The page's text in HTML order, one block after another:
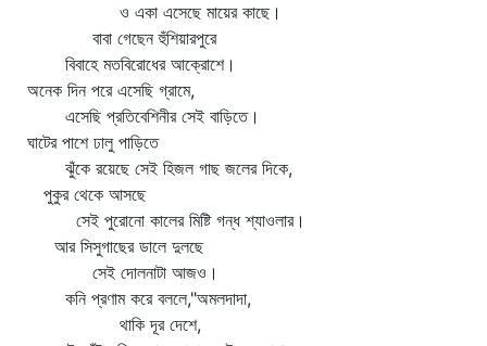
ও একা এসেছে মায়ের কাছে।
বাবা গেছেন হুঁশিয়ারপুরে
বিবাহে মতবিরোধের আক্রোশে।
অনেক দিন পরে এসেছি গ্রামে,
এসেছি প্রতিবেশিনীর সেই বাড়িতে।
ঘাটের পাশে ঢালু পাড়িতে
ঝুঁকে রয়েছে সেই হিজল গাছ জলের দিকে,
পুকুর থেকে আসছে
সেই পুরোনো কালের মিষ্টি গন্ধ শ্যাওলার।
আর সিসুগাছের ডালে দুলছে
সেই দোলনাটা আজও।
কনি প্রণাম করে বললে,"অমলদাদা,
থাকি দূর দেশে,